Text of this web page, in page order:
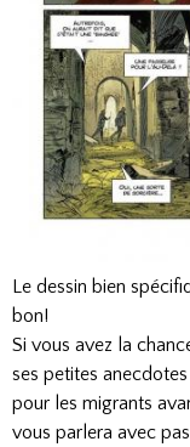
Le dessin bien
bon!
Si vous avez la
ses petites
pour les migrants
vous parlera avec